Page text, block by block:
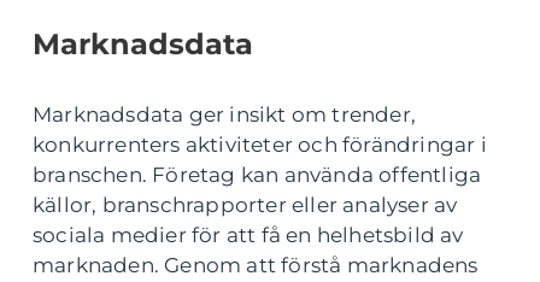
Marknadsdata
Marknadsdata ger insikt om trender,
konkurrenters aktiviteter och förändringar i
branschen. Företag kan använda offentliga
källor, branschrapporter eller analyser av
sociala medier för att få en helhetsbild av
marknaden. Genom att förstå marknadens